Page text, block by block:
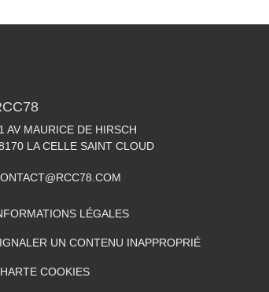
AV MAURICE DE HIRSCH
LA CELLE SAINT CLOUD
LÉGALES
UN CONTENU INAPPROPRIÉ
COOKIES